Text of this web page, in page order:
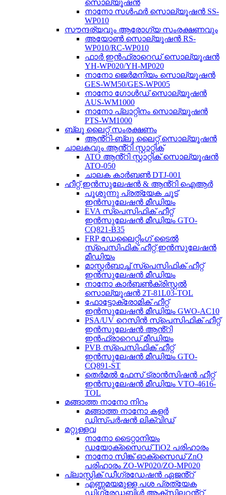
സൊല്യൂഷൻ
നാനോ സൾഫർ സൊല്യൂഷൻ SS-
WP010
സൗന്ദര്യവും ആരോഗ്യ സംരക്ഷണവും
അയോൺ സൊല്യൂഷൻ RS-
WP010/RC-WP010
ഫാർ ഇൻഫ്രാറെഡ് സൊല്യൂഷൻ
YH-WP020/YH-MP020
നാനോ ജെർമനിയം സൊല്യൂഷൻ
GES-WM50/GES-WP005
നാനോ ഗോൾഡ് സൊല്യൂഷൻ
AUS-WM1000
നാനോ പ്ലാറ്റിനം സൊല്യൂഷൻ
PTS-WM1000
ബ്ലൂ ലൈറ്റ് സംരക്ഷണം
ആൻ്റി-ബ്ലൂ ലൈറ്റ് സൊല്യൂഷൻ
ചാലകവും ആൻ്റി സ്റ്റാറ്റിക്
ATO ആൻ്റി സ്റ്റാറ്റിക് സൊല്യൂഷൻ
ATO-050
ചാലക കാർബൺ DTJ-001
ഹീറ്റ് ഇൻസുലേഷൻ & ആൻ്റി ഐആർ
പൂശുന്നു പ്രത്യേക ചൂട്
ഇൻസുലേഷൻ മീഡിയം
EVA സ്പെസിഫിക് ഹീറ്റ്
ഇൻസുലേഷൻ മീഡിയം GTO-
CQ821-B35
FRP ഡേലൈറ്റിംഗ് ടൈൽ
സ്പെസിഫിക് ഹീറ്റ് ഇൻസുലേഷൻ
മീഡിയം
മാസ്റ്റർബാച്ച് സ്പെസിഫിക് ഹീറ്റ്
ഇൻസുലേഷൻ മീഡിയം
നാനോ കാർബൺക്രിസ്റ്റൽ
സൊല്യൂഷൻ 2T-81L03-TOL
ഫോട്ടോക്രോമിക് ഹീറ്റ്
ഇൻസുലേഷൻ മീഡിയം GWO-AC10
PSA/UV റെസിൻ സ്പെസിഫിക് ഹീറ്റ്
ഇൻസുലേഷൻ ആൻ്റി
ഇൻഫ്രാറെഡ് മീഡിയം
PVB സ്പെസിഫിക് ഹീറ്റ്
ഇൻസുലേഷൻ മീഡിയം GTO-
CQ891-ST
തെർമൽ ഫേസ് ട്രാൻസിഷൻ ഹീറ്റ്
ഇൻസുലേഷൻ മീഡിയം VTO-4616-
TOL
മങ്ങാത്ത നാനോ നിറം
മങ്ങാത്ത നാനോ കളർ
ഡിസ്പർഷൻ ലിക്വിഡ്
മറ്റുള്ളവ
നാനോ ടൈറ്റാനിയം
ഡയോക്സൈഡ് TiO2 പരിഹാരം
നാനോ സിങ്ക് ഓക്സൈഡ് ZnO
പരിഹാരം ZO-WP020/ZO-MP020
പ്ലാസ്റ്റിക് ഡീഗ്രഡേഷൻ ഏജൻ്റ്
എണ്ണമയമുള്ള പശ പ്രത്യേക
ഡിഗ്രേഡബിൾ ആക്സിലറൻ്റ്